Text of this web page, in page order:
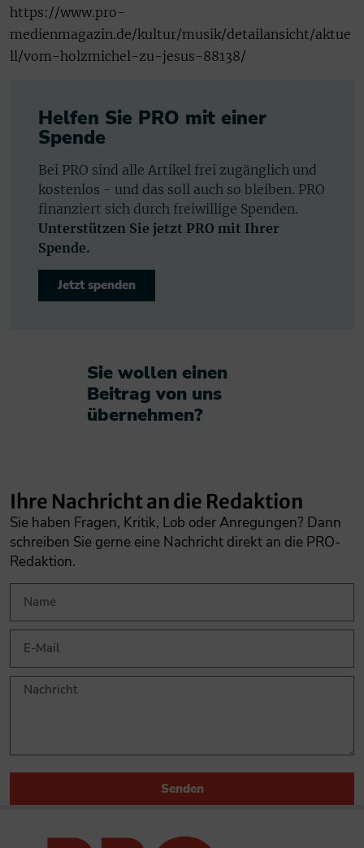
https://www.pro-
medienmagazin.de/kultur/musik/detailansicht/aktue
ll/vom-holzmichel-zu-jesus-88138/
Helfen Sie PRO mit einer
Spende
Bei PRO sind alle Artikel frei zugänglich und
kostenlos - und das soll auch so bleiben. PRO
finanziert sich durch freiwillige Spenden.
Unterstützen Sie jetzt PRO mit Ihrer
Spende.
Jetzt spenden
Sie wollen einen
Beitrag von uns
übernehmen?​
Ihre Nachricht an die Redaktion
Sie haben Fragen, Kritik, Lob oder Anregungen? Dann
schreiben Sie gerne eine Nachricht direkt an die PRO-
Redaktion.
Senden